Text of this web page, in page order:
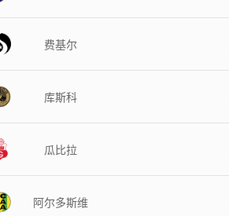
费基尔
库斯科
瓜比拉
阿尔多斯维